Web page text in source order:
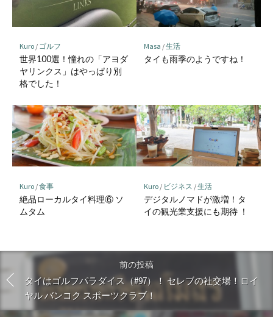
Kuro/ ゴルフ
世界100選！憧れの「アヨダ
ヤリンクス」はやっぱり別
格でした！
Masa /生活
タイも雨季のようですね！
Kuro/食事
絶品ローカルタイ料理⑥ ソ
ムタム
Kuro/ ビジネス /生活
デジタルノマドが激増！タ
イの観光業支援にも期待 ！
前の投稿
タイはゴルフパラダイス（#97）！ セレブの社交場！ロイ
ヤル バンコク スポーツクラブ！